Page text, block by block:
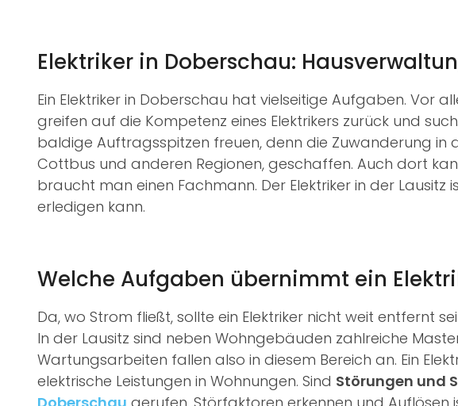
Elektriker in Doberschau:
Ein Elektriker in Doberschau hat vielseitige Aufgaben. Vor
greifen auf die Kompetenz eines Elektrikers zurück und
baldige Auftragsspitzen freuen, denn die Zuwanderung in
Cottbus und anderen Regionen, geschaffen. Auch dort
braucht man einen Fachmann. Der Elektriker in der
erledigen kann.
Welche Aufgaben übernimmt ein
Da, wo Strom fließt, sollte ein Elektriker nicht weit entfernt
In der Lausitz sind neben Wohngebäuden zahlreiche
Wartungsarbeiten fallen also in diesem Bereich an. Ein
elektrische Leistungen in Wohnungen. Sind Störungen und